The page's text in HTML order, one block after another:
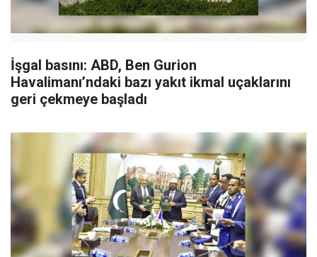
İşgal basını: ABD, Ben Gurion
Havalimanı’ndaki bazı yakıt ikmal uçaklarını
geri çekmeye başladı